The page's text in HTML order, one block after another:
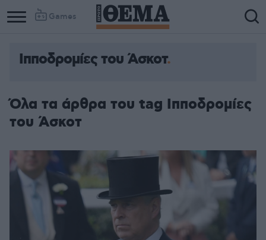
Games
Ιπποδρομίες του Άσκοτ
Όλα τα άρθρα του tag Ιπποδρομίες
του Άσκοτ